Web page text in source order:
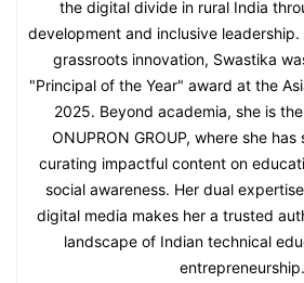
the digital divide in rural India
development and inclusive
grassroots innovation, Swastika
"Principal of the Year" award at the
2025. Beyond academia, she is
ONUPRON GROUP, where she
curating impactful content on
social awareness. Her dual
digital media makes her a trusted
landscape of Indian technical
entrepreneurship.